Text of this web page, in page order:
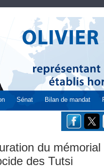
Sénat Bilan de mandat
du
des Tutsi